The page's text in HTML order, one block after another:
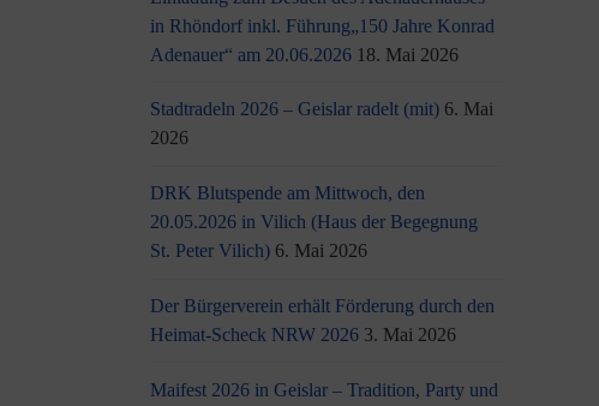
in Rhöndorf inkl. Führung„150 Jahre Konrad
Adenauer“ am 20.06.2026 18. Mai 2026
Stadtradeln 2026 – Geislar radelt (mit) 6. Mai
2026
DRK Blutspende am Mittwoch, den
20.05.2026 in Vilich (Haus der Begegnung
St. Peter Vilich) 6. Mai 2026
Der Bürgerverein erhält Förderung durch den
Heimat-Scheck NRW 2026 3. Mai 2026
Maifest 2026 in Geislar – Tradition, Party und